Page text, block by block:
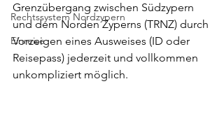
Rechtssystem Nordzypern
Einreise
Grenzübergang zwischen Südzypern
und dem Norden Zyperns (TRNZ) durch
Vorzeigen eines Ausweises (ID oder
Reisepass) jederzeit und vollkommen
unkompliziert möglich.